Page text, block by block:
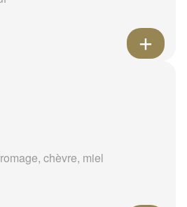
chèvre, miel